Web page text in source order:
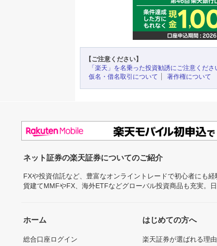
【ご注意ください】
「楽天」を名乗った投資勧誘にご注意くださ
仮名・借名取引について
著作権について
ネット証券の楽天証券についてのご紹介
FXや投資信託など、豊富なオンライントレードで初心者にも
貨建てMMFやFX、海外ETFなどグローバル投資商品も充実。
ホーム
総合口座ログイン
はじめての方へ
楽天証券が選ばれる理由